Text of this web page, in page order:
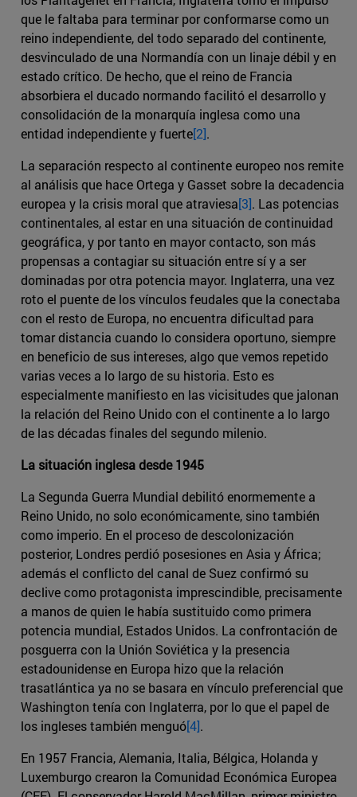
que le faltaba para terminar por conformarse como un
reino independiente, del todo separado del continente,
desvinculado de una Normandía con un linaje débil y en
estado crítico. De hecho, que el reino de Francia
absorbiera el ducado normando facilitó el desarrollo y
consolidación de la monarquía inglesa como una
entidad independiente y fuerte[2].
La separación respecto al continente europeo nos remite
al análisis que hace Ortega y Gasset sobre la decadencia
europea y la crisis moral que atraviesa[3]. Las potencias
continentales, al estar en una situación de continuidad
geográfica, y por tanto en mayor contacto, son más
propensas a contagiar su situación entre sí y a ser
dominadas por otra potencia mayor. Inglaterra, una vez
roto el puente de los vínculos feudales que la conectaba
con el resto de Europa, no encuentra dificultad para
tomar distancia cuando lo considera oportuno, siempre
en beneficio de sus intereses, algo que vemos repetido
varias veces a lo largo de su historia. Esto es
especialmente manifiesto en las vicisitudes que jalonan
la relación del Reino Unido con el continente a lo largo
de las décadas finales del segundo milenio.
La situación inglesa desde 1945
La Segunda Guerra Mundial debilitó enormemente a
Reino Unido, no solo económicamente, sino también
como imperio. En el proceso de descolonización
posterior, Londres perdió posesiones en Asia y África;
además el conflicto del canal de Suez confirmó su
declive como protagonista imprescindible, precisamente
a manos de quien le había sustituido como primera
potencia mundial, Estados Unidos. La confrontación de
posguerra con la Unión Soviética y la presencia
estadounidense en Europa hizo que la relación
trasatlántica ya no se basara en vínculo preferencial que
Washington tenía con Inglaterra, por lo que el papel de
los ingleses también menguó[4].
En 1957 Francia, Alemania, Italia, Bélgica, Holanda y
Luxemburgo crearon la Comunidad Económica Europea